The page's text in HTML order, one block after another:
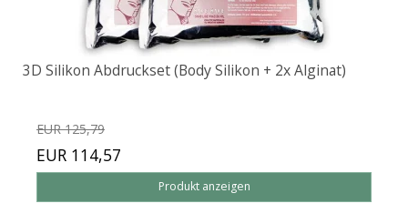
3D Silikon Abdruckset (Body Silikon + 2x Alginat)
EUR 125,79
EUR 114,57
Produkt anzeigen